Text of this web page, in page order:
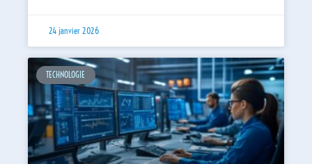
24 janvier 2026
TECHNOLOGIE